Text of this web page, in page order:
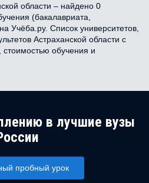
области – найдено 0
(бакалавриата,
Учёба.ру. Список университетов,
Астраханской области с
обучения и
в лучшие вузы
пробный урок